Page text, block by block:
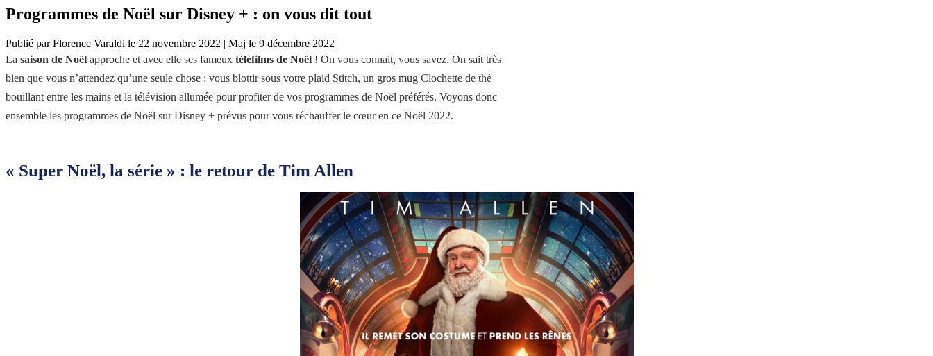
Programmes de Noël sur Disney + : on vous dit tout
Publié parFlorence Varaldi le 22 novembre 2022 | Maj le 9 décembre 2022
La saison de Noël approche et avec elle ses fameux téléfilms de Noël ! On vous connait, vous savez. On sait très
bien que vous n’attendez qu’une seule chose : vous blottir sous votre plaid Stitch, un gros mug Clochette de thé
bouillant entre les mains et la télévision allumée pour profiter de vos programmes de Noël préférés. Voyons donc
ensemble les programmes de Noël sur Disney + prévus pour vous réchauffer le cœur en ce Noël 2022.
« Super Noël, la série » : le retour de Tim Allen